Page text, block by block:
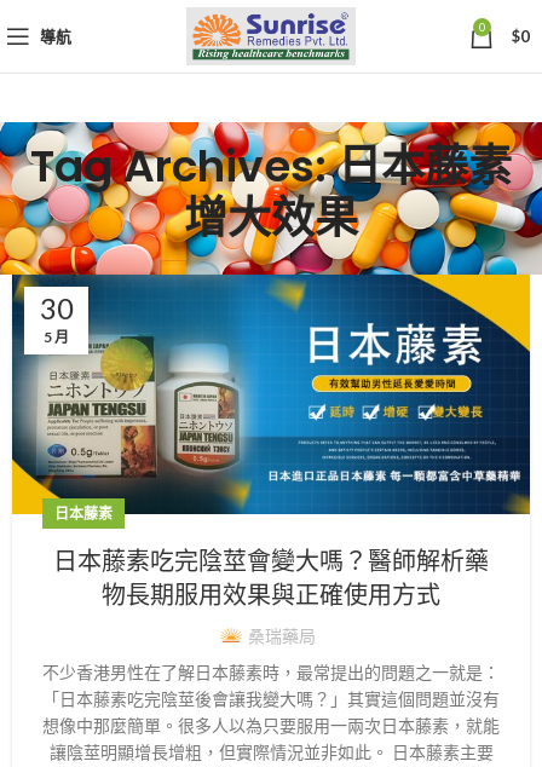
導航 0 $0
Tag Archives: 日本藤素
增大效果
30
5 月
日本藤素
日本藤素吃完陰莖會變大嗎？醫師解析藥
物長期服用效果與正確使用方式
桑瑞藥局
不少香港男性在了解日本藤素時，最常提出的問題之一就是：
「日本藤素吃完陰莖後會讓我變大嗎？」其實這個問題並沒有
想像中那麼簡單。很多人以為只要服用一兩次日本藤素，就能
讓陰莖明顯增長增粗，但實際情況並非如此。 日本藤素主要